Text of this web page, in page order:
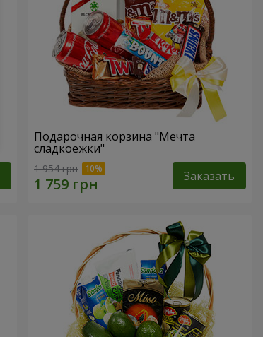
Подарочная корзина "Мечта
сладкоежки"
1 954 грн Заказать